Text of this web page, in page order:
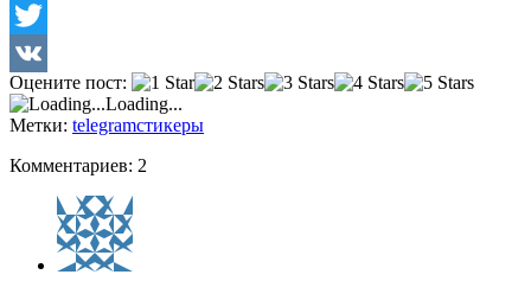
Facebook
Twitter
VK
Оцените пост:
Loading...
Метки: telegramстикеры
Комментариев: 2